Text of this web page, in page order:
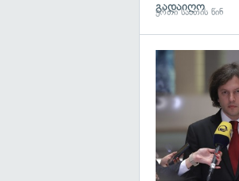
გადაიღო
ერთი საათის წინ